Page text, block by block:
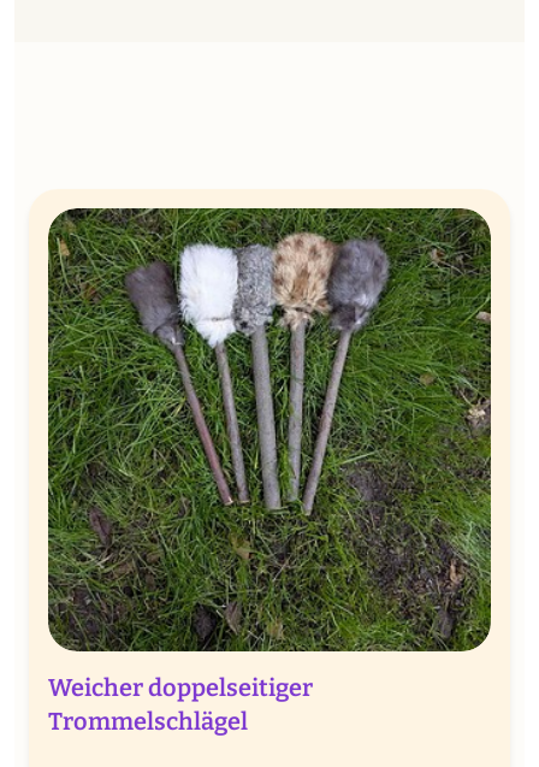
Weicher doppelseitiger
Trommelschlägel